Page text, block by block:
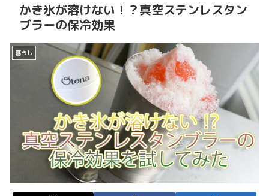
かき氷が溶けない！？真空ステンレスタン
ブラーの保冷効果
暮らし